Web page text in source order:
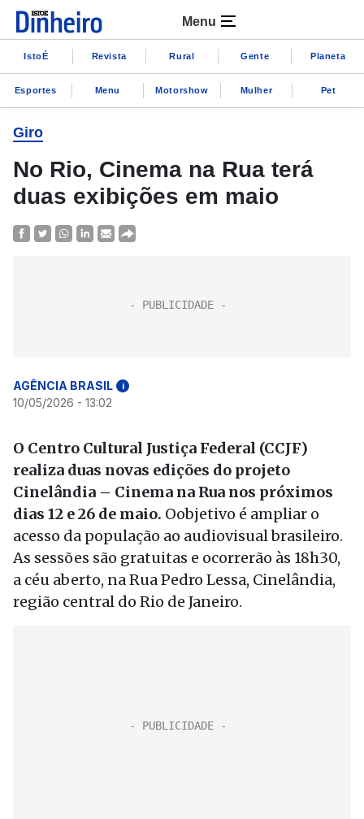
Menu
IstoÉ Revista Rural Gente Planeta
Esportes Menu Motorshow Mulher Pet
Giro
No Rio, Cinema na Rua terá
duas exibições em maio
AGÊNCIA BRASIL i
10/05/2026 - 13:02
O Centro Cultural Justiça Federal (CCJF)
realiza duas novas edições do projeto
Cinelândia – Cinema na Rua nos próximos
dias 12 e 26 de maio. Oobjetivo é ampliar o
acesso da população ao audiovisual brasileiro.
As sessões são gratuitas e ocorrerão às 18h30,
a céu aberto, na Rua Pedro Lessa, Cinelândia,
região central do Rio de Janeiro.